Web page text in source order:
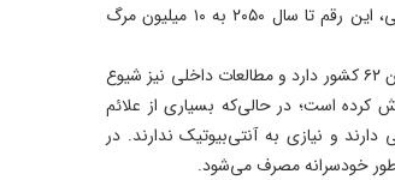
مرگ مرتبط در جهان ایجاد می‌کند. در صورت بی‌توجهی، این رقم تا سال ۲۰۵۰ به ۱۰ میلیون مرگ
ایران بالاترین میزان مصرف داروهای ضدمیکروبی را میان ۶۲ کشور دارد و مطالعات داخلی نیز شیوع
را بین ۲۱ تا ۸۶ درصد گزارش کرده‌ است؛ در حالی‌که بسیاری از علائم
و نیازی به آنتی‌بیوتیک ندارند. در
خودسرانه مصرف می‌شود.